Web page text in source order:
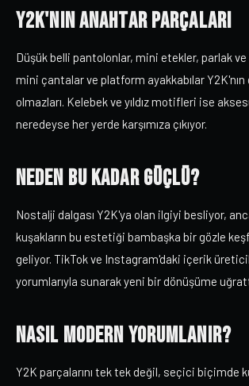
Y2K'nın Anahtar Parçaları
Düşük belli pantolonlar, mini etekler, parlak
mini çantalar ve platform ayakkabılar Y2K'nın
olmazları. Kelebek ve yıldız motifleri ise
neredeyse her yerde karşımıza çıkıyor.
Neden Bu Kadar Güçlü?
Nostalji dalgası Y2K'ya olan ilgiyi besliyor,
kuşakların bu estetiği bambaşka bir gözle
geliyor. TikTok ve Instagram'daki içerik
yorumlarıyla sunarak yeni bir dönüşüme
Nasıl Modern Yorumlanır?
Y2K parçalarını tek tek değil, seçici biçimde